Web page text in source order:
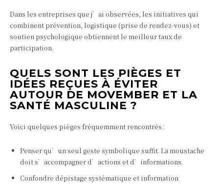
Dans les entreprises que j’ai observées, les initiatives qui
combinent prévention, logistique (prise de rendez‑vous) et
soutien psychologique obtiennent le meilleur taux de
participation.
QUELS SONT LES PIÈGES ET
IDÉES REÇUES À ÉVITER
AUTOUR DE MOVEMBER ET LA
SANTÉ MASCULINE ?
Voici quelques pièges fréquemment rencontrés :
Penser qu’un seul geste symbolique suffit. La moustache
doit s’accompagner d’actions et d’informations.
Confondre dépistage systématique et information